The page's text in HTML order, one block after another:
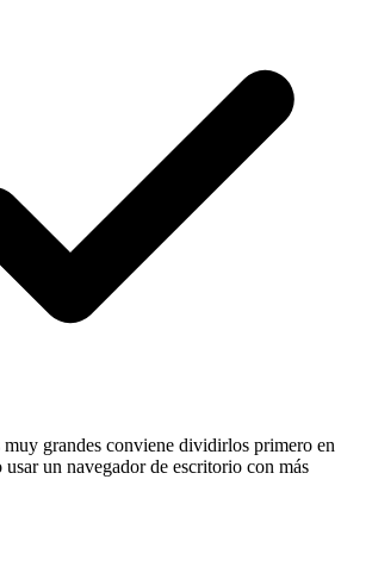
muy grandes conviene dividirlos primero en
usar un navegador de escritorio con más